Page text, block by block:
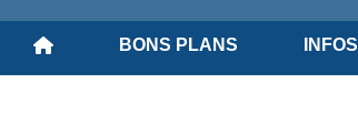
BONS PLANS INFOS